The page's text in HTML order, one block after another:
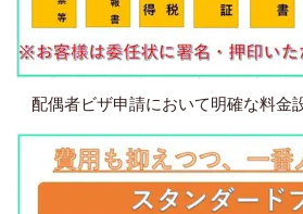
配偶者ビザ申請において明確な料金